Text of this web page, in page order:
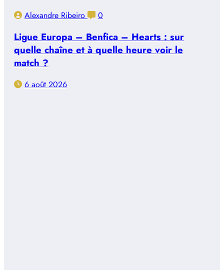
Alexandre Ribeiro 0
Ligue Europa – Benfica – Hearts : sur
quelle chaîne et à quelle heure voir le
match ?
6 août 2026